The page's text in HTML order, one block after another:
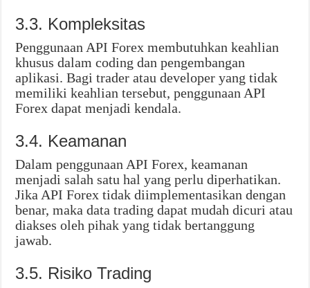
3.3. Kompleksitas
Penggunaan API Forex membutuhkan keahlian
khusus dalam coding dan pengembangan
aplikasi. Bagi trader atau developer yang tidak
memiliki keahlian tersebut, penggunaan API
Forex dapat menjadi kendala.
3.4. Keamanan
Dalam penggunaan API Forex, keamanan
menjadi salah satu hal yang perlu diperhatikan.
Jika API Forex tidak diimplementasikan dengan
benar, maka data trading dapat mudah dicuri atau
diakses oleh pihak yang tidak bertanggung
jawab.
3.5. Risiko Trading